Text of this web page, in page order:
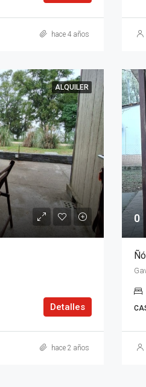
hace 4 años
ALQUILER
Detalles
hace 2 años
0